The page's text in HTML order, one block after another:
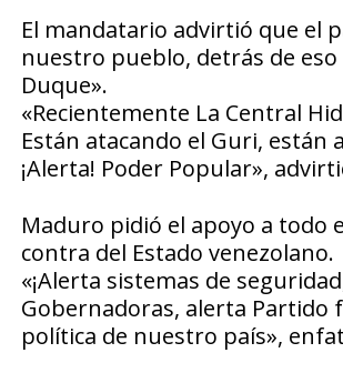
El mandatario advirtió que el
nuestro pueblo, detrás de
Duque».
«Recientemente La Central
Están atacando el Guri, están
¡Alerta! Poder Popular»,
Maduro pidió el apoyo a todo
contra del Estado venezolano.
«¡Alerta sistemas de
Gobernadoras, alerta Partido
política de nuestro país»,